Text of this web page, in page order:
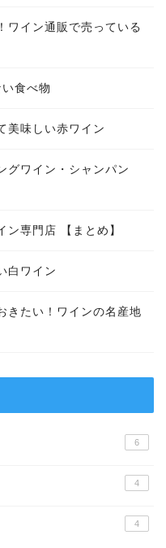
ワイン通販で売っている
食べ物
美味しい赤ワイン
グワイン・シャンパン
ン専門店 【まとめ】
白ワイン
きたい！ワインの名産地
6
4
4